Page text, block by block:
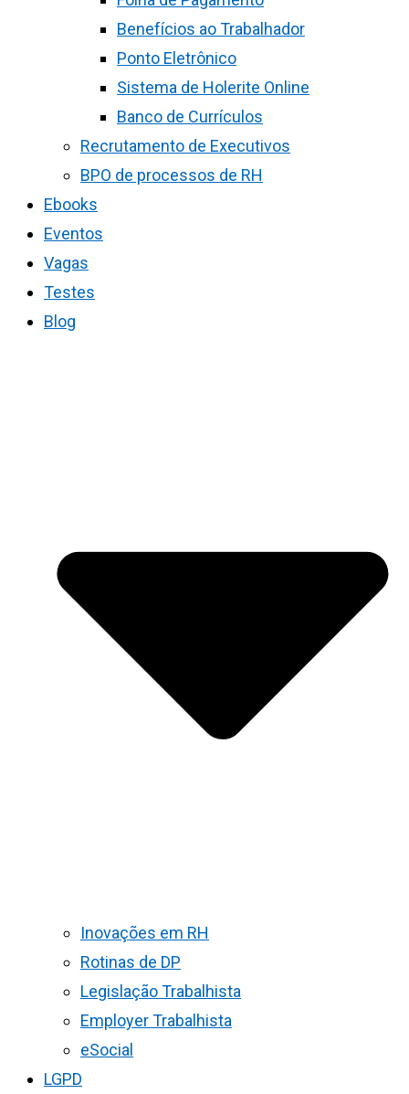
Benefícios ao Trabalhador
Ponto Eletrônico
Sistema de Holerite Online
Banco de Currículos
Recrutamento de Executivos
BPO de processos de RH
Ebooks
Eventos
Vagas
Testes
Blog
Inovações em RH
Rotinas de DP
Legislação Trabalhista
Employer Trabalhista
eSocial
LGPD